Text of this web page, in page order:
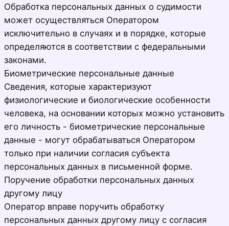
Обработка персональных данных о судимости
может осуществляться Оператором
исключительно в случаях и в порядке, которые
определяются в соответствии с федеральными
законами.
Биометрические персональные данные
Сведения, которые характеризуют
физиологические и биологические особенности
человека, на основании которых можно установить
его личность - биометрические персональные
данные - могут обрабатываться Оператором
только при наличии согласия субъекта
персональных данных в письменной форме.
Поручение обработки персональных данных
другому лицу
Оператор вправе поручить обработку
персональных данных другому лицу с согласия